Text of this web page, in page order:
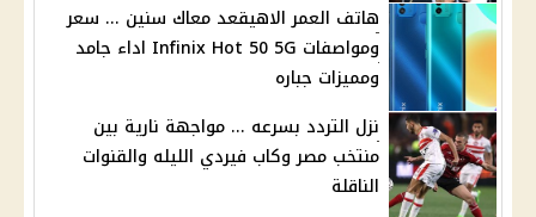
هاتف العمر الاهيقعد معاك سنين ... سعر
ومواصفات Infinix Hot 50 5G اداء جامد
ومميزات جباره
نزل التردد بسرعه ... مواجهة نارية بين
منتخب مصر وكاب فيردي الليله والقنوات
الناقلة